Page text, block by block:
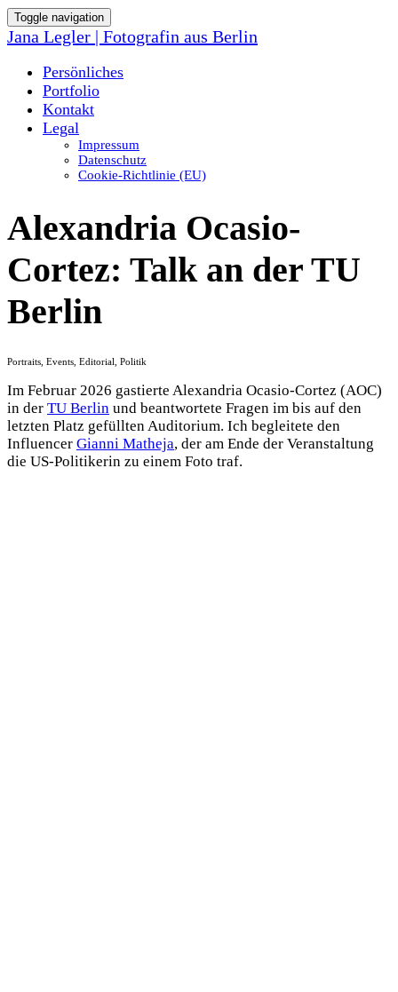
Toggle navigation
Jana Legler | Fotografin aus Berlin
Persönliches
Portfolio
Kontakt
Legal
Impressum
Datenschutz
Cookie-Richtlinie (EU)
Alexandria Ocasio-
Cortez: Talk an der TU
Berlin
Portraits, Events, Editorial, Politik
Im Februar 2026 gastierte Alexandria Ocasio-Cortez (AOC)
in der TU Berlin und beantwortete Fragen im bis auf den
letzten Platz gefüllten Auditorium. Ich begleitete den
Influencer Gianni Matheja, der am Ende der Veranstaltung
die US-Politikerin zu einem Foto traf.